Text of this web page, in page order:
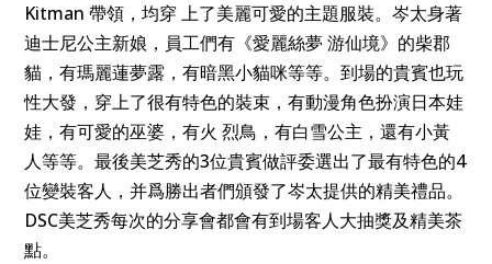
Kitman 帶領，均穿 上了美麗可愛的主題服裝。岑太身著
迪士尼公主新娘，員工們有《愛麗絲夢 游仙境》的柴郡
貓，有瑪麗蓮夢露，有暗黑小貓咪等等。到場的貴賓也玩
性大發，穿上了很有特色的裝束，有動漫角色扮演日本娃
娃，有可愛的巫婆，有火 烈鳥，有白雪公主，還有小黃
人等等。最後美芝秀的3位貴賓做評委選出了最有特色的4
位變裝客人，并爲勝出者們頒發了岑太提供的精美禮品。
DSC美芝秀每次的分享會都會有到場客人大抽獎及精美茶
點。